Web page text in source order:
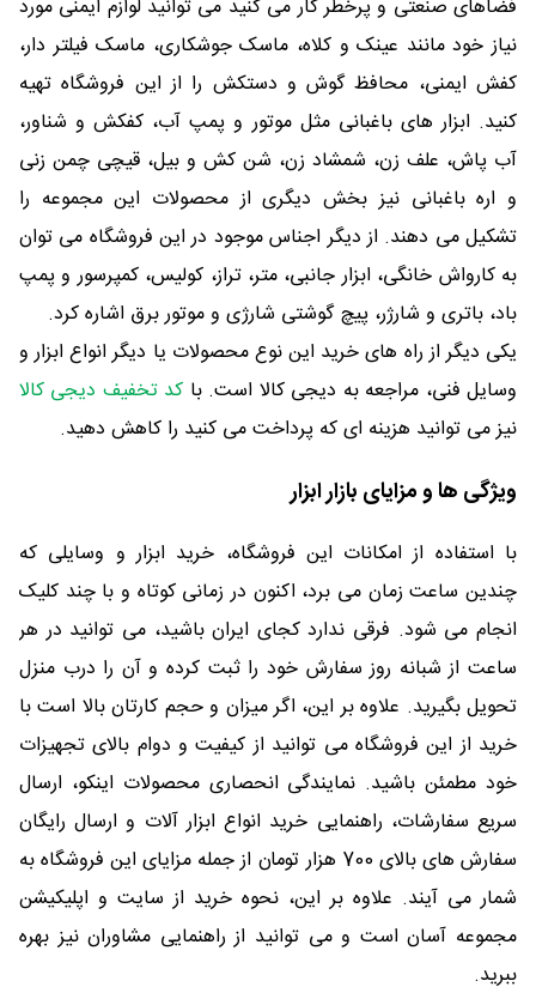
فضاهای صنعتی و پرخطر کار می کنید می توانید لوازم ایمنی مورد
نیاز خود مانند عینک و کلاه، ماسک جوشکاری، ماسک فیلتر دار،
کفش ایمنی، محافظ گوش و دستکش را از این فروشگاه تهیه
کنید. ابزار های باغبانی مثل موتور و پمپ آب، کفکش و شناور،
آب پاش، علف زن، شمشاد زن، شن کش و بیل، قیچی چمن زنی
و اره باغبانی نیز بخش دیگری از محصولات این مجموعه را
تشکیل می دهند. از دیگر اجناس موجود در این فروشگاه می توان
به کارواش خانگی، ابزار جانبی، متر، تراز، کولیس، کمپرسور و پمپ
باد، باتری و شارژر، پیچ گوشتی شارژی و موتور برق اشاره کرد.
یکی دیگر از راه های خرید این نوع محصولات یا دیگر انواع ابزار و
وسایل فنی، مراجعه به دیجی کالا است. با کد تخفیف دیجی کالا
نیز می توانید هزینه ای که پرداخت می کنید را کاهش دهید.
ویژگی ها و مزایای بازار ابزار
با استفاده از امکانات این فروشگاه، خرید ابزار و وسایلی که
چندین ساعت زمان می برد، اکنون در زمانی کوتاه و با چند کلیک
انجام می شود. فرقی ندارد کجای ایران باشید، می توانید در هر
ساعت از شبانه روز سفارش خود را ثبت کرده و آن را درب منزل
تحویل بگیرید. علاوه بر این، اگر میزان و حجم کارتان بالا است با
خرید از این فروشگاه می توانید از کیفیت و دوام بالای تجهیزات
خود مطمئن باشید. نمایندگی انحصاری محصولات اینکو، ارسال
سریع سفارشات، راهنمایی خرید انواع ابزار آلات و ارسال رایگان
سفارش های بالای 700 هزار تومان از جمله مزایای این فروشگاه به
شمار می آیند. علاوه بر این، نحوه خرید از سایت و اپلیکیشن
مجموعه آسان است و می توانید از راهنمایی مشاوران نیز بهره
ببرید.